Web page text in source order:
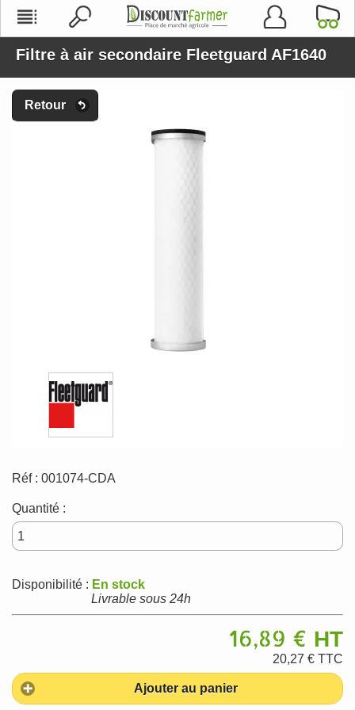
Filtre à air secondaire Fleetguard AF1640
Retour
Réf : 001074-CDA
Quantité :
Disponibilité : En stock
Livrable sous 24h
16,89 € HT
20,27 € TTC
Ajouter au panier